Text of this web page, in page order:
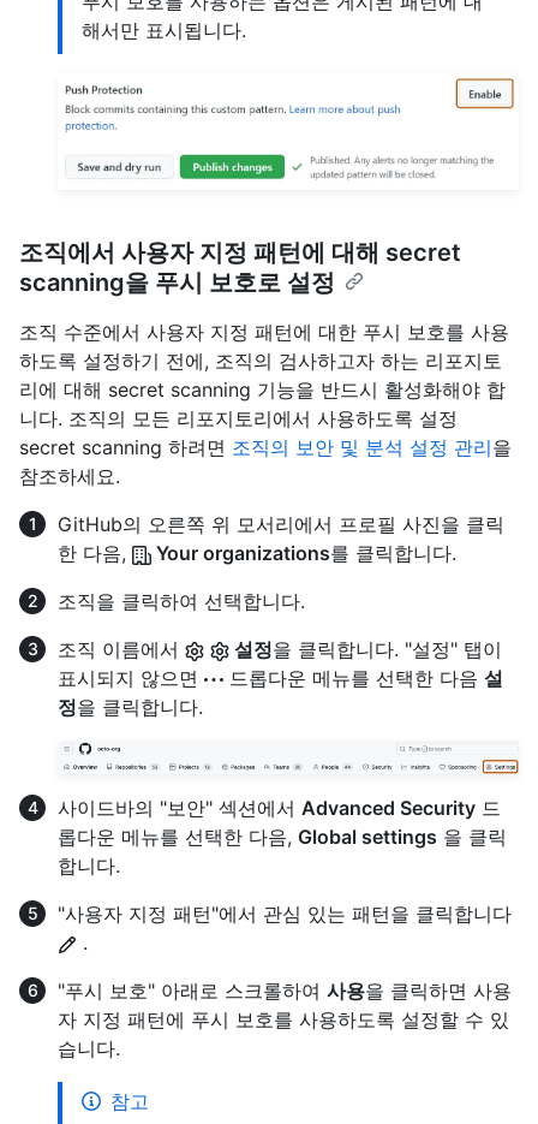
해서만 표시됩니다.
조직에서 사용자 지정 패턴에 대해 secret
scanning을 푸시 보호로 설정
조직 수준에서 사용자 지정 패턴에 대한 푸시 보호를 사용
하도록 설정하기 전에, 조직의 검사하고자 하는 리포지토
리에 대해 secret scanning 기능을 반드시 활성화해야 합
니다. 조직의 모든 리포지토리에서 사용하도록 설정
secret scanning 하려면 조직의 보안 및 분석 설정 관리을
참조하세요.
GitHub의 오른쪽 위 모서리에서 프로필 사진을 클릭
한 다음,
Your organizations를 클릭합니다.
조직을 클릭하여 선택합니다.
조직 이름에서
설정을 클릭합니다. "설정" 탭이
표시되지 않으면
드롭다운 메뉴를 선택한 다음 설
정을 클릭합니다.
사이드바의 "보안" 섹션에서 Advanced Security 드
롭다운 메뉴를 선택한 다음, Global settings 을 클릭
합니다.
"사용자 지정 패턴"에서 관심 있는 패턴을 클릭합니다
.
"푸시 보호" 아래로 스크롤하여 사용을 클릭하면 사용
자 지정 패턴에 푸시 보호를 사용하도록 설정할 수 있
습니다.
참고